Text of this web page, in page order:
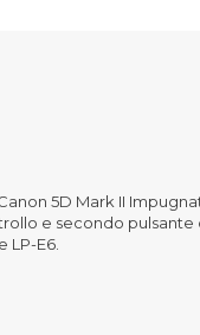
5D Mark II
e secondo pulsante
LP-E6.